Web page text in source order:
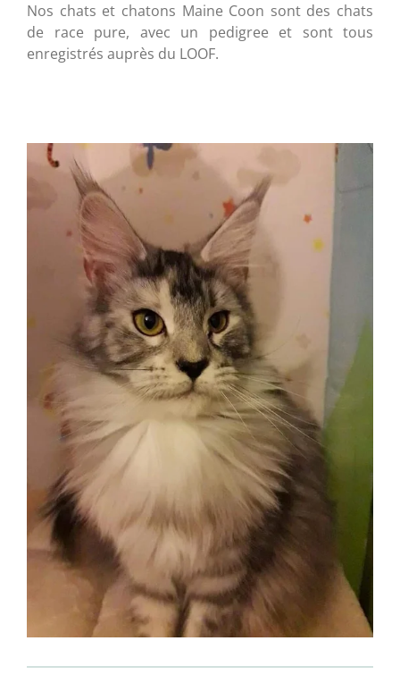
Nos chats et chatons Maine Coon sont des chats
de race pure, avec un pedigree et sont tous
enregistrés auprès du LOOF.